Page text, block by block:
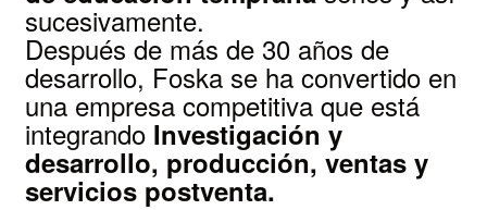
sucesivamente.
Después de más de 30 años de
desarrollo, Foska se ha convertido en
una empresa competitiva que está
integrando Investigación y
desarrollo, producción, ventas y
servicios postventa.